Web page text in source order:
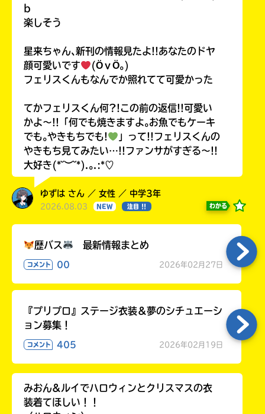
b
楽しそう
星来ちゃん､新刊の情報見たよ!!あなたのドヤ
顔可愛いです
(ӦｖӦ｡)
フェリスくんもなんでか照れてて可愛かった
てかフェリスくん何?!この前の返信!!可愛い
かよ〜!!「何でも焼きますよ｡お魚でもケーキ
でも｡やきもちでも!
」って!!フェリスくんの
やきもち見てみたい…!!ファンサがすぎる〜!!
大好き(*˘︶˘*).｡.:*♡
ゆずは さん ／ 女性 ／ 中学3年
2026.08.03 NEW 注目 !! わかる
歴バス 最新情報まとめ
コメント 00 2026年02月27日
『プリプロ』ステージ衣装＆夢のシチュエーシ
ョン募集！
コメント 405 2026年02月19日
みおん&ルイでハロウィンとクリスマスの衣
装着てほしい！！